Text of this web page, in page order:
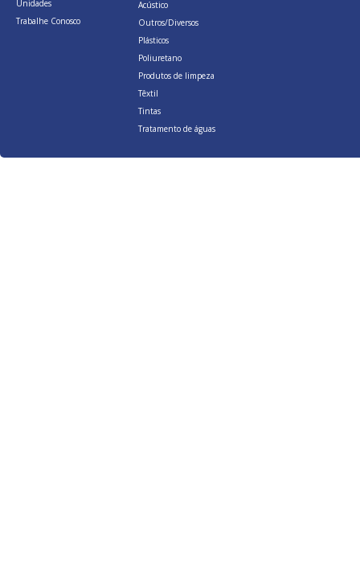
Unidades
Trabalhe Conosco
Acústico
Outros/Diversos
Plásticos
Poliuretano
Produtos de limpeza
Têxtil
Tintas
Tratamento de águas